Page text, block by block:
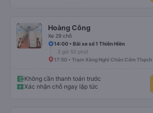
Hoàng Công
Xe 29 chỗ
14:00 • Bãi xe số 1 Thiên Hiền
3 giờ 50 phút
17:50 • Trạm Xăng Nghỉ Chân Cẩm Thạch
Không cần thanh toán trước
Xác nhận chỗ ngay lập tức